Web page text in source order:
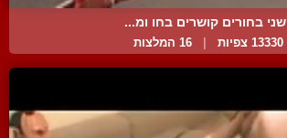
שני בחורים קושרים בחו ומ...
13330 צפיות 16 המלצות